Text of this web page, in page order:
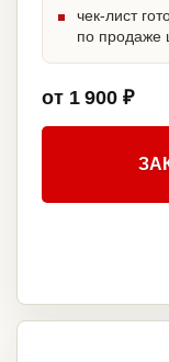
чек-лист
по продаже
от 1 900 ₽